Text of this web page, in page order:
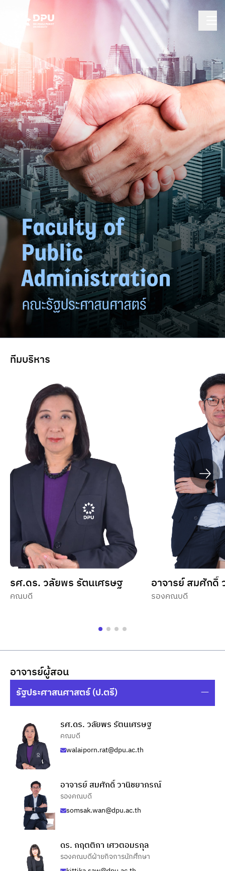
ทีมบริหาร
รศ.ดร. วลัยพร รัตนเศรษฐ
คณบดี
อาจารย์ สมศักดิ์
รองคณบดี
อาจารย์ผู้สอน
รัฐประศาสนศาสตร์ (ป.ตรี)
รศ.ดร. วลัยพร รัตนเศรษฐ
คณบดี
walaiporn.rat@dpu.ac.th
อาจารย์ สมศักดิ์ วานิชยาภรณ์
รองคณบดี
somsak.wan@dpu.ac.th
ดร. กฤตติกา เศวตอมรกุล
รองคณบดีฝ่ายกิจการนักศึกษา